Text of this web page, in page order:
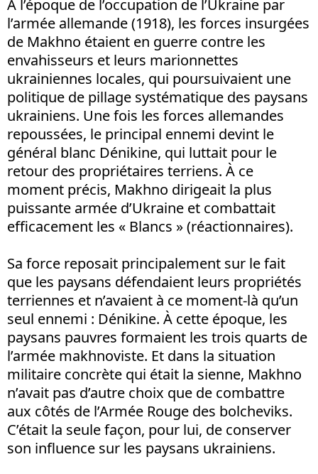
À l’époque de l’occupation de l’Ukraine par
l’armée allemande (1918), les forces insurgées
de Makhno étaient en guerre contre les
envahisseurs et leurs marionnettes
ukrainiennes locales, qui poursuivaient une
politique de pillage systématique des paysans
ukrainiens. Une fois les forces allemandes
repoussées, le principal ennemi devint le
général blanc Dénikine, qui luttait pour le
retour des propriétaires terriens. À ce
moment précis, Makhno dirigeait la plus
puissante armée d’Ukraine et combattait
efficacement les « Blancs » (réactionnaires).
Sa force reposait principalement sur le fait
que les paysans défendaient leurs propriétés
terriennes et n’avaient à ce moment-là qu’un
seul ennemi : Dénikine. À cette époque, les
paysans pauvres formaient les trois quarts de
l’armée makhnoviste. Et dans la situation
militaire concrète qui était la sienne, Makhno
n’avait pas d’autre choix que de combattre
aux côtés de l’Armée Rouge des bolcheviks.
C’était la seule façon, pour lui, de conserver
son influence sur les paysans ukrainiens.